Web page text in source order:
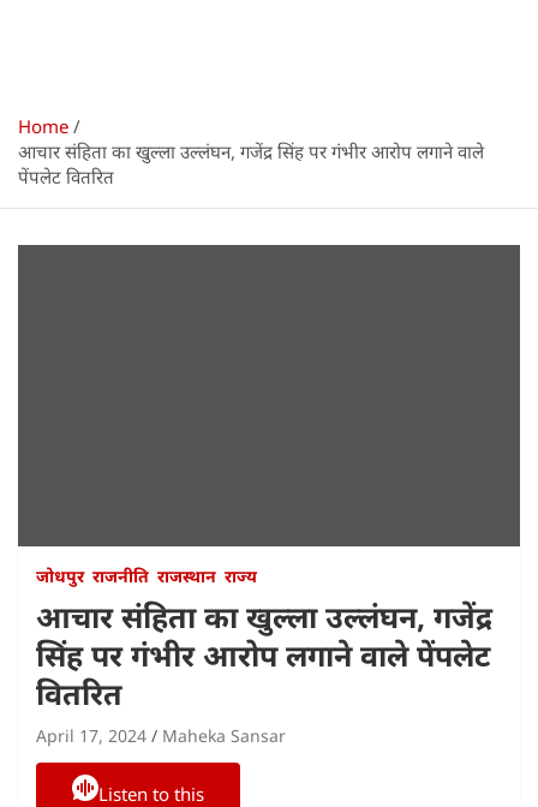
Home
आचार संहिता का खुल्ला उल्लंघन, गजेंद्र सिंह पर गंभीर आरोप लगाने वाले
पेंपलेट वितरित
जोधपुर राजनीति राजस्थान राज्य
आचार संहिता का खुल्ला उल्लंघन, गजेंद्र
सिंह पर गंभीर आरोप लगाने वाले पेंपलेट
वितरित
April 17, 2024 Maheka Sansar
Listen to this